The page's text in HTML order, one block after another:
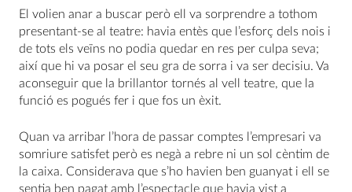
El volien anar a buscar però ell va sorprendre a tothom
presentant-se al teatre: havia entès que l’esforç dels nois i
de tots els veïns no podia quedar en res per culpa seva;
així que hi va posar el seu gra de sorra i va ser decisiu. Va
aconseguir que la brillantor tornés al vell teatre, que la
funció es pogués fer i que fos un èxit.
Quan va arribar l’hora de passar comptes l’empresari va
somriure satisfet però es negà a rebre ni un sol cèntim de
la caixa. Considerava que s’ho havien ben guanyat i ell se
sentia ben pagat amb l’espectacle que havia vist a